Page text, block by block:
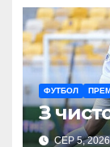
ФУТБОЛ
З
СЕР 5, 2026